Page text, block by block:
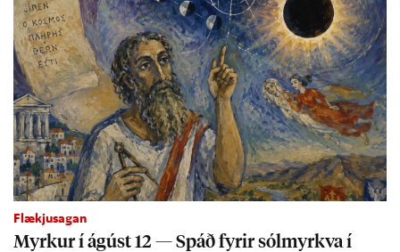
Flækjusagan
Myrk­ur í ág­úst 12 — Spáð fyr­ir sól­myrkva í